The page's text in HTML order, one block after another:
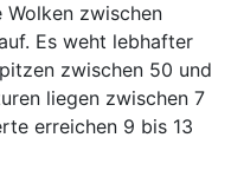
zwischen
Es weht lebhafter
zwischen 50 und
liegen zwischen 7
erreichen 9 bis 13